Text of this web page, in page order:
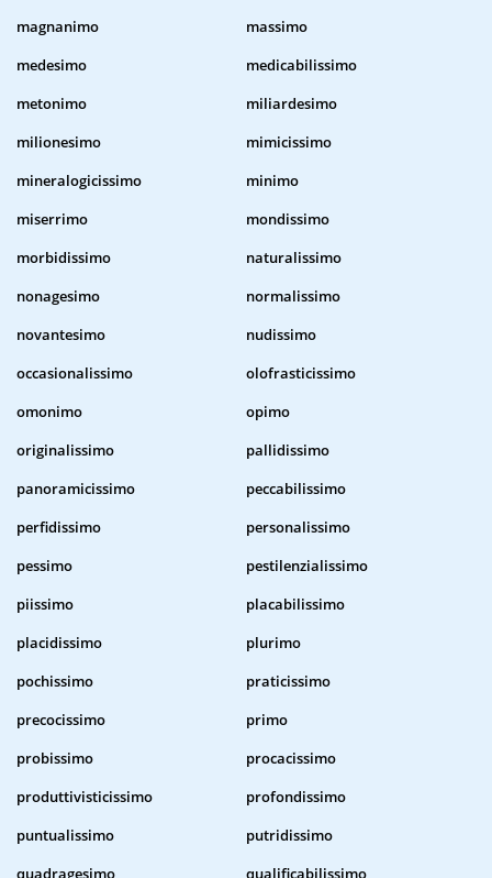
magnanimo
massimo
medesimo
medicabilissimo
metonimo
miliardesimo
milionesimo
mimicissimo
mineralogicissimo
minimo
miserrimo
mondissimo
morbidissimo
naturalissimo
nonagesimo
normalissimo
novantesimo
nudissimo
occasionalissimo
olofrasticissimo
omonimo
opimo
originalissimo
pallidissimo
panoramicissimo
peccabilissimo
perfidissimo
personalissimo
pessimo
pestilenzialissimo
piissimo
placabilissimo
placidissimo
plurimo
pochissimo
praticissimo
precocissimo
primo
probissimo
procacissimo
produttivisticissimo
profondissimo
puntualissimo
putridissimo
quadragesimo
qualificabilissimo